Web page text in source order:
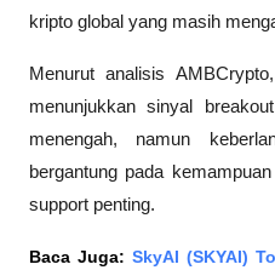
kripto global yang masih
Menurut analisis AMBCrypto
menunjukkan sinyal
menengah, namun
bergantung pada
support penting.
Baca Juga: SkyAI (SKYAI)